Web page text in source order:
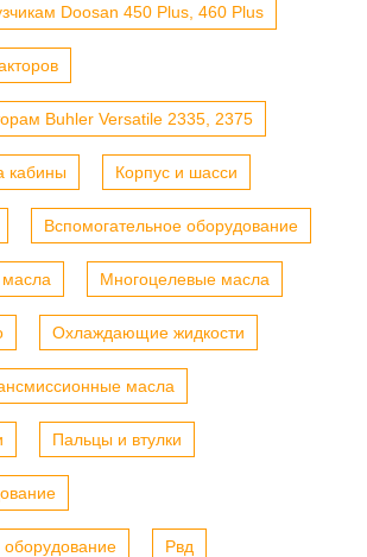
Doosan 450 Plus, 460 Plus
Buhler Versatile 2335, 2375
кабины Корпус и шасси
Вспомогательное оборудование
масла Многоцелевые масла
Охлаждающие жидкости
масла
Пальцы и втулки
Рвд